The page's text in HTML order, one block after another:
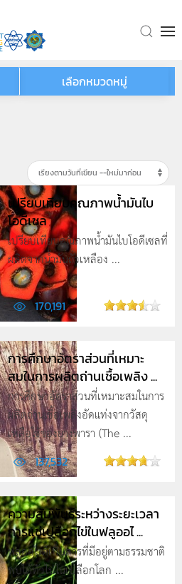
เลือกหมวดหมู่
เปรียบเทียบคุณภาพน้ำมันไบ
โอดีเซล
เปรียบเทียบคุณภาพน้ำมันไบโอดีเซลที่
ผลิตจากน้ำมันถั่วเหลือง ...
170,191
การศึกษาอัตราส่วนที่เหมาะ
สมในการผลิตถ่านเชื้อเพลิง ...
การศึกษาอัตราส่วนที่เหมาะสมในการ
ผลิตถ่านเชื้อเพลิงอัดแท่งจากวัสดุ
เหลือใช้ของยางพารา (The ...
137,532
ความสัมพันธ์ระหว่างระยะเวลา
การแช่เปลือกไข่ในฟลูออไ ...
ฟลูออไรด์เป็นสารที่มีอยู่ตามธรรมชาติ
พบได้ทั่วไปในเปลือกโลก ...